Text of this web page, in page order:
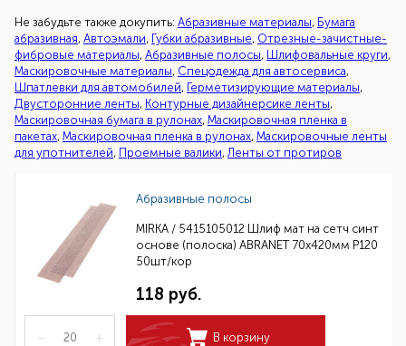
Не забудьте также докупить: Абразивные материалы, Бумага
абразивная, Автоэмали, Губки абразивные, Отрезные-зачистные-
фибровые материалы, Абразивные полосы, Шлифовальные круги,
Маскировочные материалы, Спецодежда для автосервиса,
Шпатлевки для автомобилей, Герметизирующие материалы,
Двусторонние ленты, Контурные дизайнерсике ленты,
Маскировочная бумага в рулонах, Маскировочная пленка в
пакетах, Маскировочная пленка в рулонах, Маскировочные ленты
для употнителей, Проемные валики, Ленты от протиров
Абразивные полосы
MIRKA / 5415105012 Шлиф мат на сетч синт
основе (полоска) ABRANET 70x420мм Р120
50шт/кор
118 руб.
– + В корзину